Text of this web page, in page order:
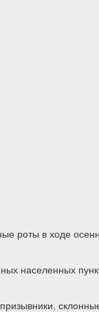
роты в ходе
населенных